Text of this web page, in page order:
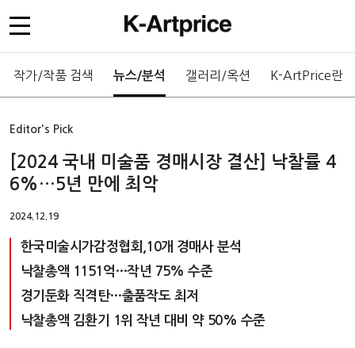
작가/작품 검색 뉴스/분석 갤러리/옥션 K-ArtPrice란
Editor's Pick
[2024 국내 미술품 경매시장 결산] 낙찰률 4
6%…5년 만에 최악
2024.12.19
한국미술시가감정협회,10개 경매사 분석
낙찰총액 1151억…작년 75% 수준
경기둔화 직격탄…출품작도 최저
낙찰총액 김환기 1위 작년 대비 약 50% 수준